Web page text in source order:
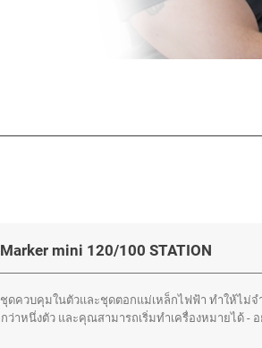
mini 120/100 STATION
ดควบคุมในตัวและชุดตอกแม่เหล็กไฟฟ้า ทำให้ไม่จ
ว่าหนึ่งตัว และคุณสามารถเริ่มทำเครื่องหมายได้ - อ